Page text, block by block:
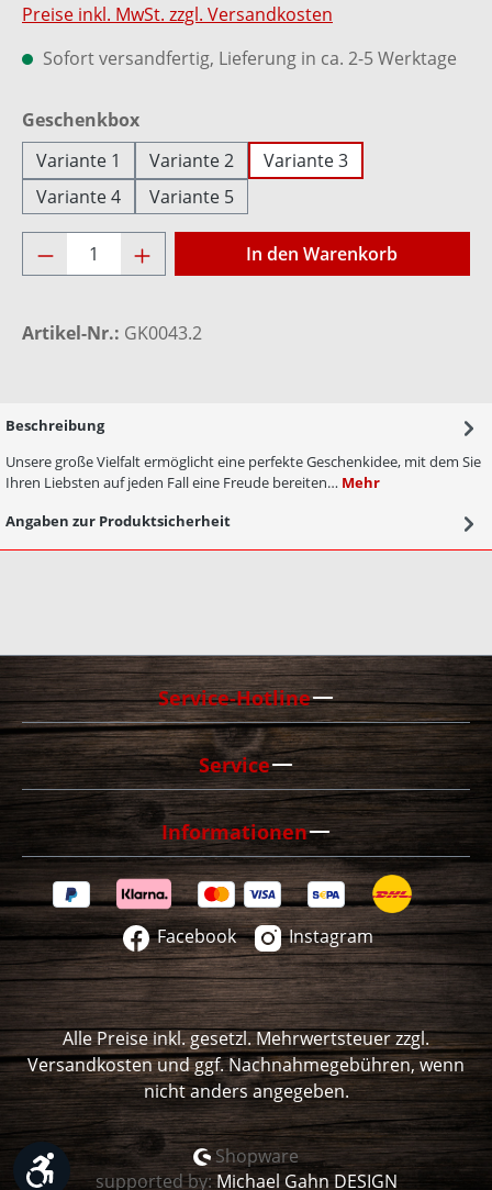
Preise inkl. MwSt. zzgl. Versandkosten
Sofort versandfertig, Lieferung in ca. 2-5 Werktage
Geschenkboxauswählen
Variante 1
Variante 2
Variante 3
Variante 4
Variante 5
Produkt Anzahl: Gib den gewünschten
In den Warenkorb
Artikel-Nr.: GK0043.2
Beschreibung
Unsere große Vielfalt ermöglicht eine perfekte Geschenkidee, mit dem Sie
Ihren Liebsten auf jeden Fall eine Freude bereiten… Mehr
Angaben zur Produktsicherheit
Service-Hotline
Service
Informationen
Facebook Instagram
Alle Preise inkl. gesetzl. Mehrwertsteuer zzgl.
Versandkostenund ggf. Nachnahmegebühren, wenn
nicht anders angegeben.
Shopware
supported by:Michael Gahn DESIGN
Werkzeugleiste anzeigen